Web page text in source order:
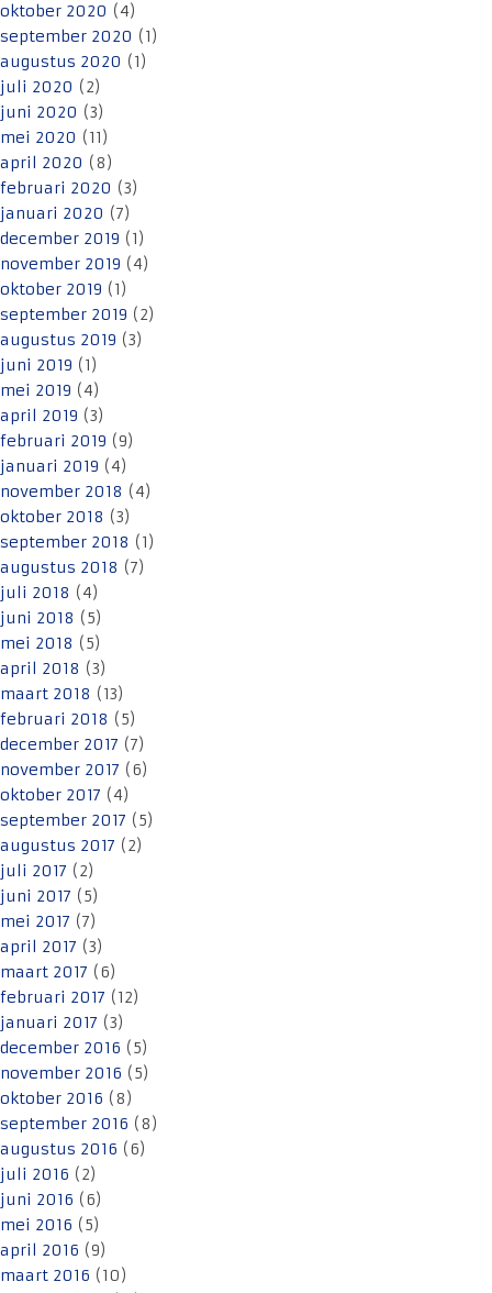
oktober 2020 (4)
september 2020 (1)
augustus 2020 (1)
juli 2020 (2)
juni 2020 (3)
mei 2020 (11)
april 2020 (8)
februari 2020 (3)
januari 2020 (7)
december 2019 (1)
november 2019 (4)
oktober 2019 (1)
september 2019 (2)
augustus 2019 (3)
juni 2019 (1)
mei 2019 (4)
april 2019 (3)
februari 2019 (9)
januari 2019 (4)
november 2018 (4)
oktober 2018 (3)
september 2018 (1)
augustus 2018 (7)
juli 2018 (4)
juni 2018 (5)
mei 2018 (5)
april 2018 (3)
maart 2018 (13)
februari 2018 (5)
december 2017 (7)
november 2017 (6)
oktober 2017 (4)
september 2017 (5)
augustus 2017 (2)
juli 2017 (2)
juni 2017 (5)
mei 2017 (7)
april 2017 (3)
maart 2017 (6)
februari 2017 (12)
januari 2017 (3)
december 2016 (5)
november 2016 (5)
oktober 2016 (8)
september 2016 (8)
augustus 2016 (6)
juli 2016 (2)
juni 2016 (6)
mei 2016 (5)
april 2016 (9)
maart 2016 (10)